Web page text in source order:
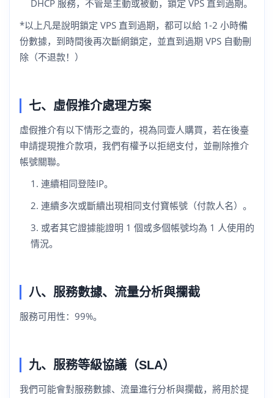
DHCP 服務，不管是主動或被動，鎖定 VPS 直到過期。
*以上凡是說明鎖定 VPS 直到過期，都可以給 1-2 小時備
份數據，到時間後再次斷網鎖定，並直到過期 VPS 自動刪
除（不退款！）
七、虛假推介處理方案
虛假推介有以下情形之壹的，視為同壹人購買，若在後臺
申請提現推介款項，我們有權予以拒絕支付，並刪除推介
帳號關聯。
連續相同登陸IP。
連續多次或斷續出現相同支付寶帳號（付款人名）。
或者其它證據能證明 1 個或多個帳號均為 1 人使用的
情況。
八、服務數據、流量分析與攔截
服務可用性：99%。
九、服務等級協議（SLA）
我們可能會對服務數據、流量進行分析與攔截，將用於提